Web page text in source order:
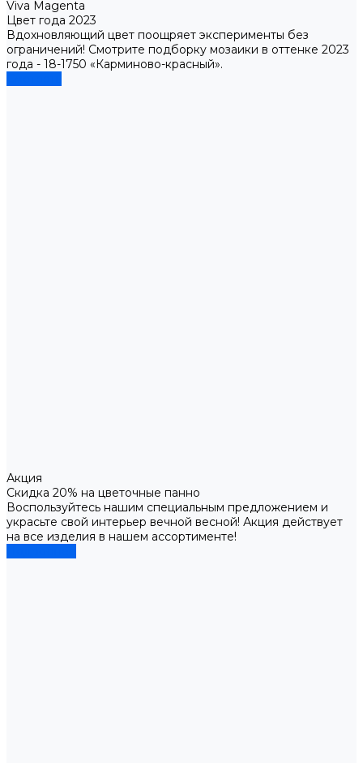
Viva Magenta
Цвет года 2023
Вдохновляющий цвет поощряет эксперименты без
ограничений! Смотрите подборку мозаики в оттенке 2023
года - 18-1750 «Карминово-красный».
Акция
Скидка 20% на цветочные панно
Воспользуйтесь нашим специальным предложением и
украсьте свой интерьер вечной весной! Акция действует
на все изделия в нашем ассортименте!